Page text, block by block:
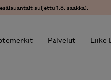
suljettu 1.8. saakka).
Palvelut Liike